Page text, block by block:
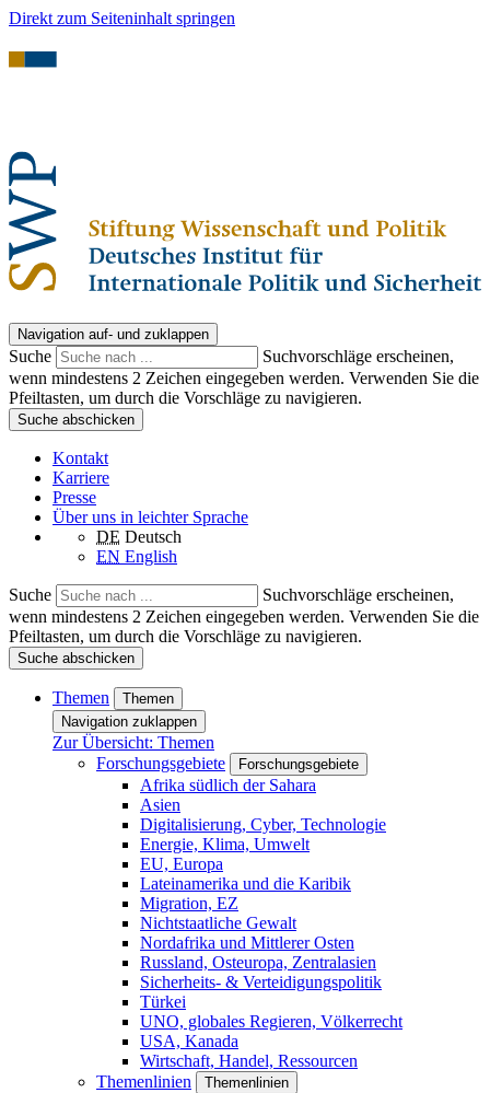
Direkt zum Seiteninhalt springen
Navigation auf- und zuklappen
Suche
Suchvorschläge erscheinen,
wenn mindestens 2 Zeichen eingegeben werden. Verwenden Sie die
Pfeiltasten, um durch die Vorschläge zu navigieren.
Suche abschicken
Kontakt
Karriere
Presse
Über uns in leichter Sprache
DE Deutsch
EN English
Suche
Suchvorschläge erscheinen,
wenn mindestens 2 Zeichen eingegeben werden. Verwenden Sie die
Pfeiltasten, um durch die Vorschläge zu navigieren.
Suche abschicken
Themen
Themen
Navigation zuklappen
Zur Übersicht: Themen
Forschungsgebiete
Forschungsgebiete
Afrika südlich der Sahara
Asien
Digitalisierung, Cyber, Technologie
Energie, Klima, Umwelt
EU, Europa
Lateinamerika und die Karibik
Migration, EZ
Nichtstaatliche Gewalt
Nordafrika und Mittlerer Osten
Russland, Osteuropa, Zentralasien
Sicherheits- & Verteidigungspolitik
Türkei
UNO, globales Regieren, Völkerrecht
USA, Kanada
Wirtschaft, Handel, Ressourcen
Themenlinien
Themenlinien